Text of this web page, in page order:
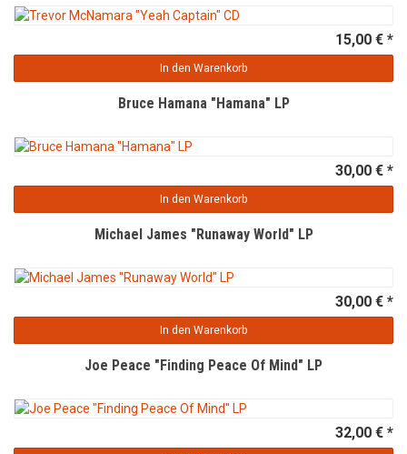
15,00 € *
In den Warenkorb
Bruce Hamana "Hamana" LP
30,00 € *
In den Warenkorb
Michael James "Runaway World" LP
30,00 € *
In den Warenkorb
Joe Peace "Finding Peace Of Mind" LP
32,00 € *